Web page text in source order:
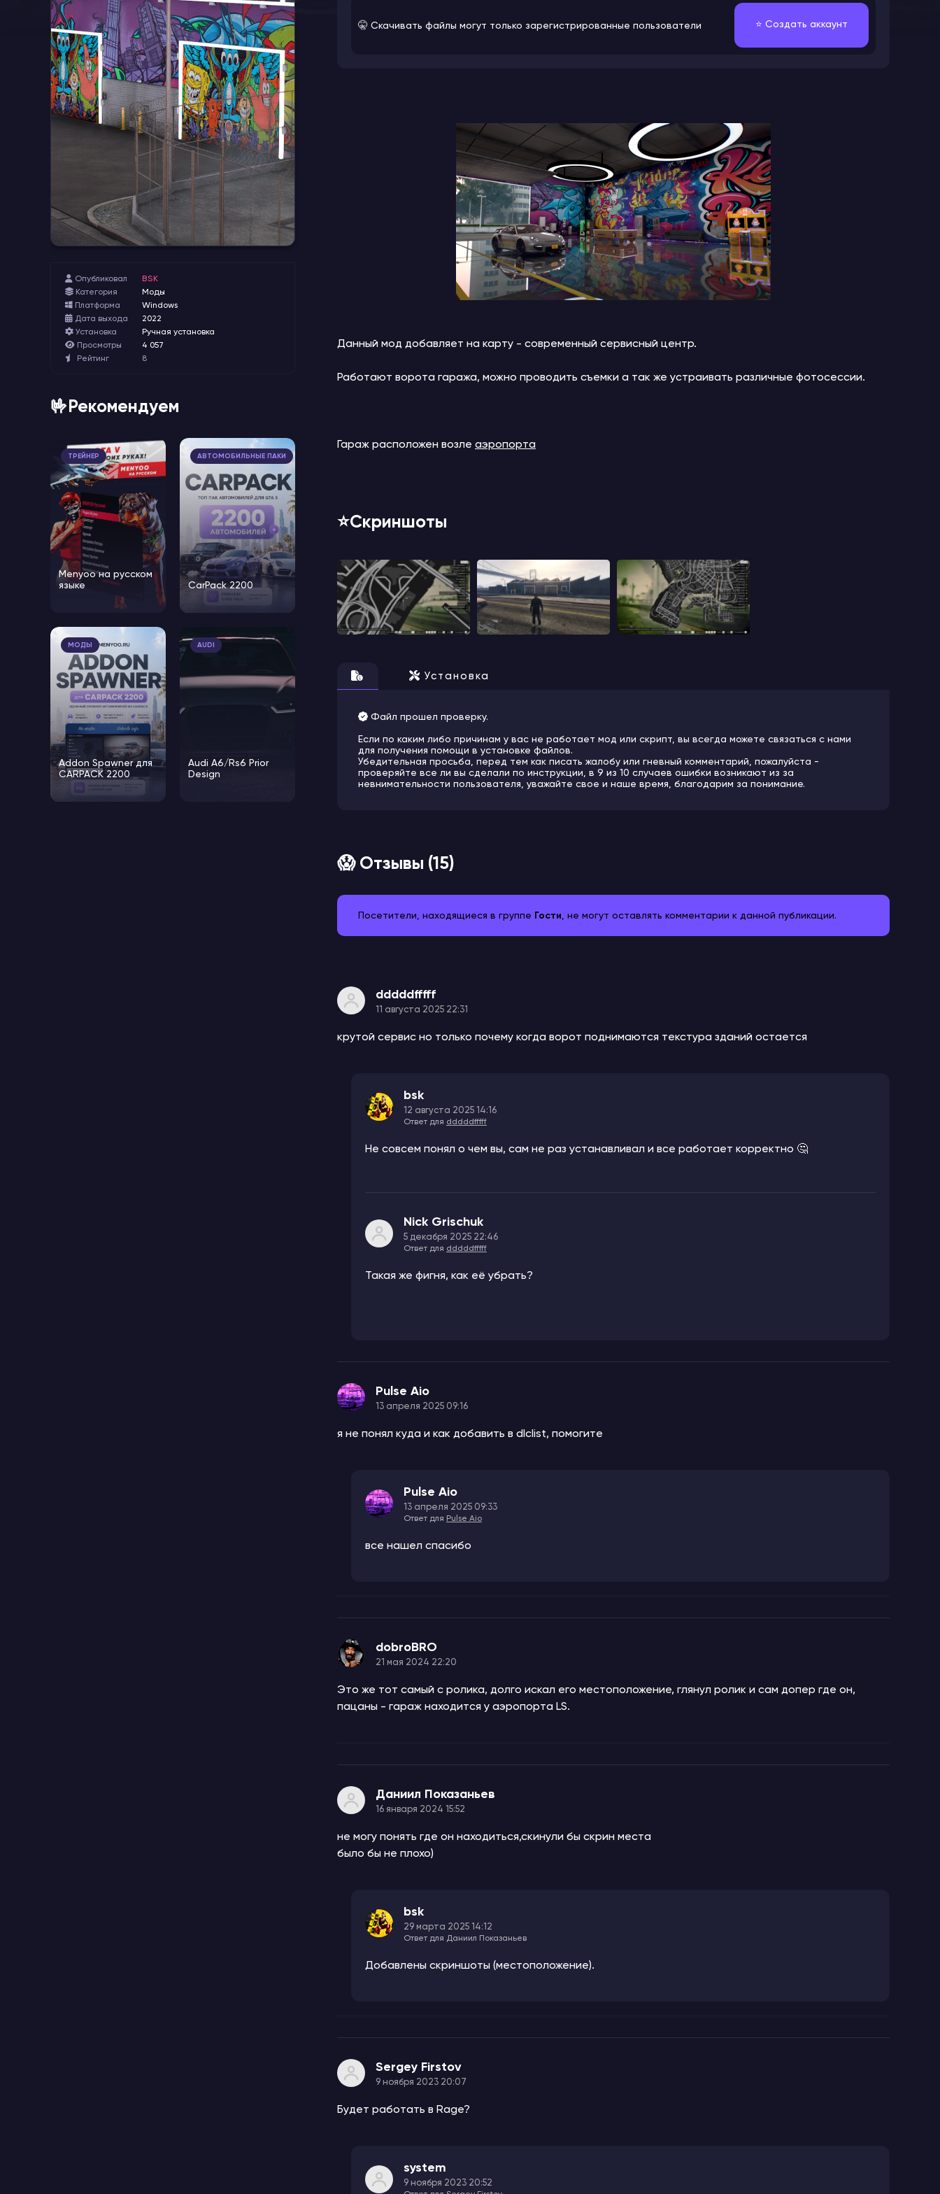
Опубликовал
BSK
Категория
Моды
Платформа
Windows
Дата выхода
2022
Установка
Ручная установка
Просмотры
4 057
Рейтинг
8
🤟Рекомендуем
ТРЕЙНЕР
Menyoo на русском
языке
АВТОМОБИЛЬНЫЕ ПАКИ
CarPack 2200
МОДЫ
Addon Spawner для
CARPACK 2200
AUDI
Audi A6/Rs6 Prior
Design
🤫 Скачивать файлы могут только зарегистрированные пользователи ⭐️ Создать аккаунт
Данный мод добавляет на карту - современный сервисный центр.
Работают ворота гаража, можно проводить съемки а так же устраивать различные фотосессии.
Гараж расположен возле аэропорта
⭐️Скриншоты
Установка
Файл прошел проверку.
Если по каким либо причинам у вас не работает мод или скрипт, вы всегда можете связаться с нами
для получения помощи в установке файлов.
Убедительная просьба, перед тем как писать жалобу или гневный комментарий, пожалуйста -
проверяйте все ли вы сделали по инструкции, в 9 из 10 случаев ошибки возникают из за
невнимательности пользователя, уважайте свое и наше время, благодарим за понимание.
😱 Отзывы (15)
Посетители, находящиеся в группе Гости , не могут оставлять комментарии к данной публикации.
dddddfffff
11 августа 2025 22:31
крутой сервис но только почему когда ворот поднимаются текстура зданий остается
bsk
12 августа 2025 14:16
Ответ для dddddfffff
Не совсем понял о чем вы, сам не раз устанавливал и все работает корректно 🤔
Nick Grischuk
5 декабря 2025 22:46
Ответ для dddddfffff
Такая же фигня, как её убрать?
Pulse Aio
13 апреля 2025 09:16
я не понял куда и как добавить в dlclist, помогите
Pulse Aio
13 апреля 2025 09:33
Ответ для Pulse Aio
все нашел спасибо
dobroBRO
21 мая 2024 22:20
Это же тот самый с ролика, долго искал его местоположение, глянул ролик и сам допер где он,
пацаны - гараж находится у аэропорта LS.
Даниил Показаньев
16 января 2024 15:52
не могу понять где он находиться,скинули бы скрин места
было бы не плохо)
bsk
29 марта 2025 14:12
Ответ для Даниил Показаньев
Добавлены скриншоты (местоположение).
Sergey Firstov
9 ноября 2023 20:07
Будет работать в Rage?
system
9 ноября 2023 20:52